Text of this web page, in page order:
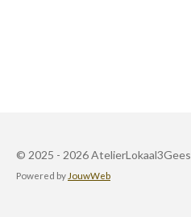
© 2025 - 2026 AtelierLokaal3Gees
Powered by JouwWeb